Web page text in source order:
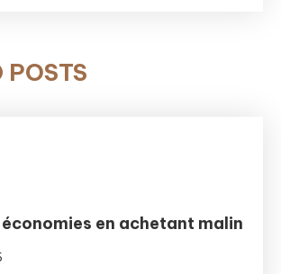
POSTS
en achetant malin